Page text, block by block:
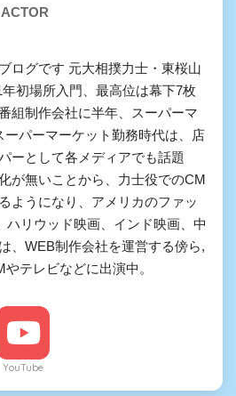
ログです 元大相撲力士・東桜山
年初場所入門、最高位は幕下7枚
組制作会社に半年、スーパーマ
ーパーマーケット勤務時代は、店
ーとして各メディアでも話題
が無いことから、力士役でのCM
ようになり、アメリカのファッ
ハリウッド映画、インド映画、中
、WEB制作会社を運営する傍ら,
テレビなどに出演中。
YouTube